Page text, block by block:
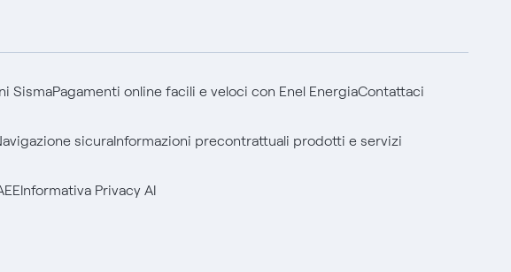
SismaPagamenti online facili e veloci con Enel EnergiaContattaci
sicuraInformazioni precontrattuali prodotti e servizi
Informativa Privacy AI